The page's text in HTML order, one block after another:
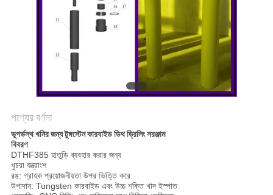
PRIVACY
পণ্যের বর্ণনা
ভূগর্ভস্থ খনির জন্য টুঙ্গস্টেন কারবাইড ডিথ ড্রিলিং সরঞ্জাম
বিবরণ
DTHF385 হাতুড়ি ব্যবহার করার জন্য
খুচরা যন্ত্রাংশ
রঙ: গ্রাহক প্রয়োজনীয়তা উপর ভিত্তি করে
উপাদান: Tungsten কারবাইড এবং উচ্চ শক্তি খাদ ইস্পাত